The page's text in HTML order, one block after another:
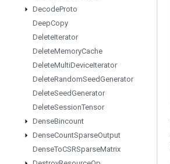
DecodeProto
DeepCopy
DeleteIterator
DeleteMemoryCache
DeleteMultiDeviceIterator
DeleteRandomSeedGenerator
DeleteSeedGenerator
DeleteSessionTensor
DenseBincount
DenseCountSparseOutput
DenseToCSRSparseMatrix